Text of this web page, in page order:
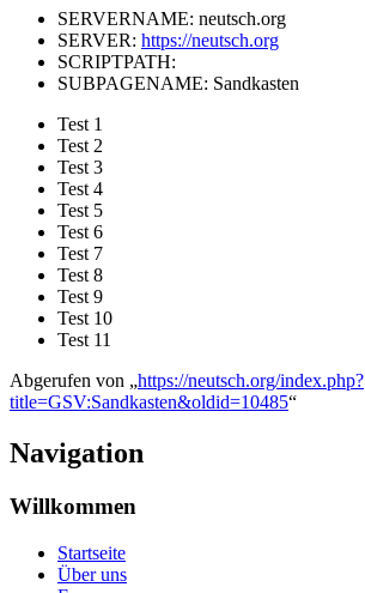
SERVERNAME: neutsch.org
SERVER: https://neutsch.org
SCRIPTPATH:
SUBPAGENAME: Sandkasten
Test 1
Test 2
Test 3
Test 4
Test 5
Test 6
Test 7
Test 8
Test 9
Test 10
Test 11
Abgerufen von „https://neutsch.org/index.php?
title=GSV:Sandkasten&oldid=10485“
Navigation
Willkommen
Startseite
Über uns